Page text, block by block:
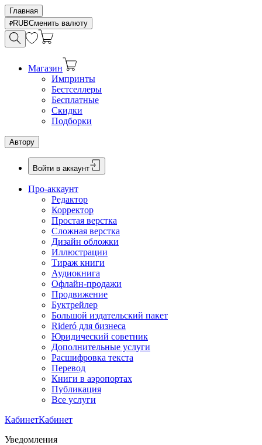
Главная
RUBСменить валюту
Магазин
Импринты
Бестселлеры
Бесплатные
Скидки
Подборки
Автору
Войти в аккаунт
Про-аккаунт
Редактор
Корректор
Простая верстка
Сложная верстка
Дизайн обложки
Иллюстрации
Тираж книги
Аудиокнига
Офлайн-продажи
Продвижение
Буктрейлер
Большой издательский пакет
Rideró для бизнеса
Юридический советник
Дополнительные услуги
Расшифровка текста
Перевод
Книги в аэропортах
Публикация
Все услуги
КабинетКабинет
Уведомления